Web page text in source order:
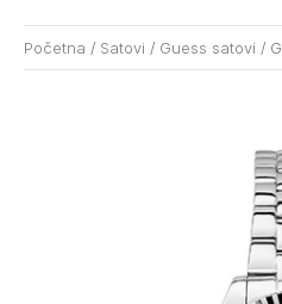
Početna / Satovi / Guess satovi /